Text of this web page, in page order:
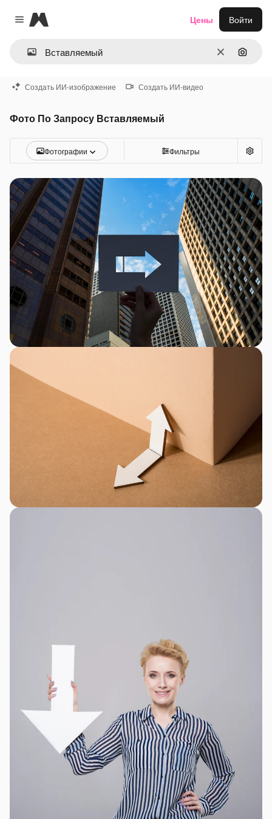
Close menu
Magnific
ОчиститьПоиск
Цены Войти
Создать ИИ-изображение Создать ИИ-видео
Фото По Запросу Вставляемый
Фотографии Фильтры